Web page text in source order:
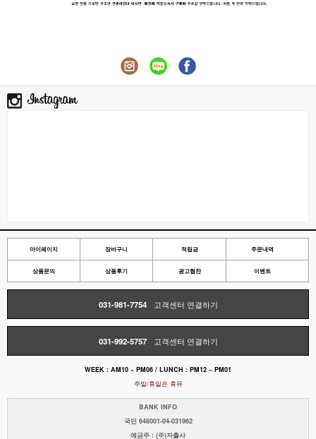
마이페이지 장바구니 적립금 주문내역
상품문의 상품후기 광고협찬 이벤트
031-981-7754 고객센터 연결하기
031-992-5757 고객센터 연결하기
WEEK : AM10 ~ PM06 / LUNCH : PM12 ~ PM01
주말/휴일은 휴뮤
BANK INFO
국민 648001-04-031962
예금주 : (주)자출사